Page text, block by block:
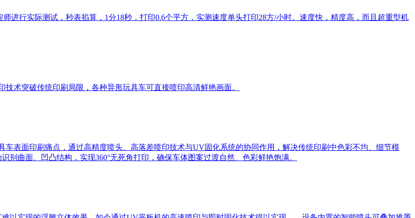
进行实际测试，秒表掐算，1分18秒，打印0.6个平方，实测速度单头打印28方/小时。速度快，精度高，而且超重型机
术突破传统印刷局限，各种异形玩具车可直接喷印高清鲜艳画面。
表面印刷痛点，通过高精度喷头、高落差喷印技术与UV固化系统的协同作用，解决传统印刷中色彩不均、细节模
曲面、凹凸结构，实现360°无死角打印，确保车体图案过渡自然、色彩鲜艳饱满。